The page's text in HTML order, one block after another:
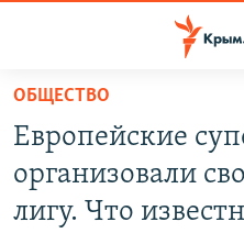
Вернуться
основному
содержанию
Вернутся
СПЕЦПРОЕКТЫ
ГРУЗ 200
ВОДА
ОБЩЕСТВО
Европейские
организовали
лигу. Что